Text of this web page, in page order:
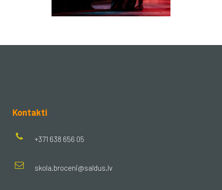
Kontakti
+371 638 656 05
skola.broceni@saldus.lv